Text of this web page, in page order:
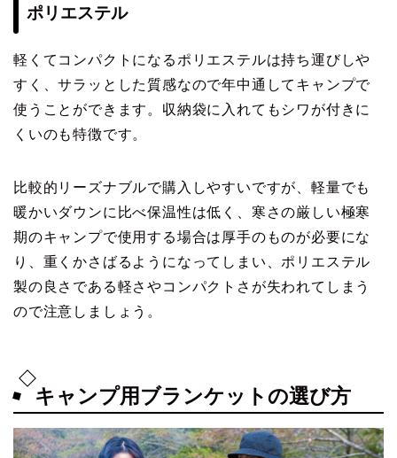
ポリエステル
軽くてコンパクトになるポリエステルは持ち運びしや
すく、サラッとした質感なので年中通してキャンプで
使うことができます。収納袋に入れてもシワが付きに
くいのも特徴です。
比較的リーズナブルで購入しやすいですが、軽量でも
暖かいダウンに比べ保温性は低く、寒さの厳しい極寒
期のキャンプで使用する場合は厚手のものが必要にな
り、重くかさばるようになってしまい、ポリエステル
製の良さである軽さやコンパクトさが失われてしまう
ので注意しましょう。
キャンプ用ブランケットの選び方